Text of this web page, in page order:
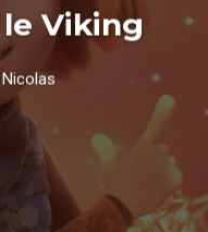
Viking
Nicolas